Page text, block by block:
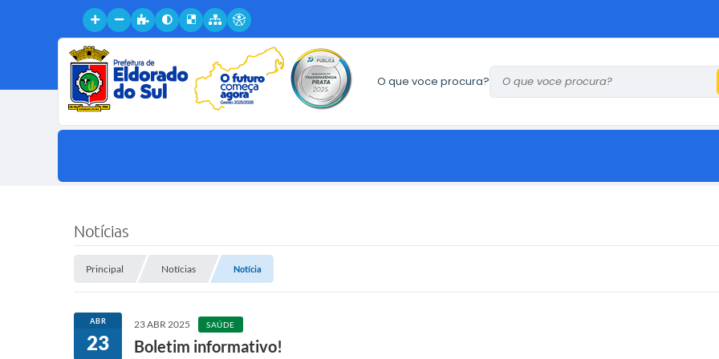
O que voce procura?
Notícias
Principal Notícias Notícia
ABR
23
23 ABR 2025 SAÚDE
Boletim informativo!